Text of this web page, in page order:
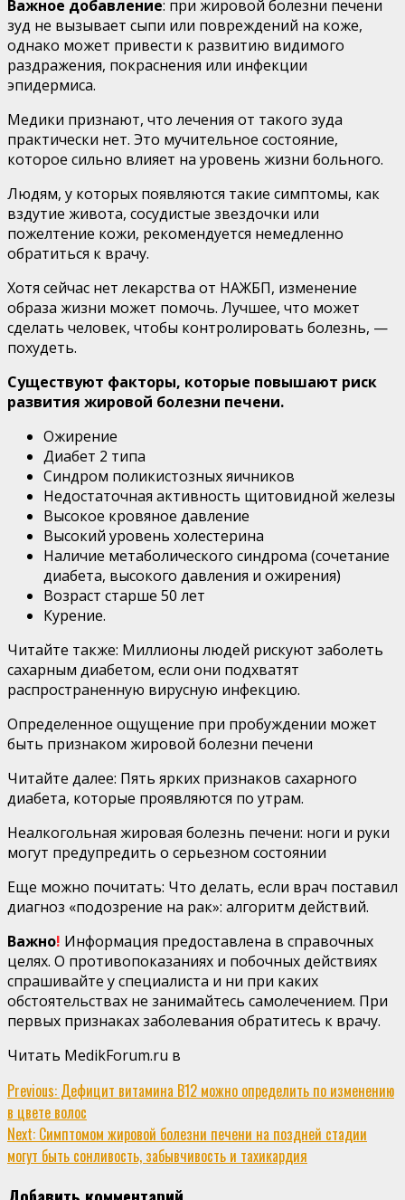
Важное добавление: при жировой болезни печени
зуд не вызывает сыпи или повреждений на коже,
однако может привести к развитию видимого
раздражения, покраснения или инфекции
эпидермиса.
Медики признают, что лечения от такого зуда
практически нет. Это мучительное состояние,
которое сильно влияет на уровень жизни больного.
Людям, у которых появляются такие симптомы, как
вздутие живота, сосудистые звездочки или
пожелтение кожи, рекомендуется немедленно
обратиться к врачу.
Хотя сейчас нет лекарства от НАЖБП, изменение
образа жизни может помочь. Лучшее, что может
сделать человек, чтобы контролировать болезнь, —
похудеть.
Существуют факторы, которые повышают риск
развития жировой болезни печени.
Ожирение
Диабет 2 типа
Синдром поликистозных яичников
Недостаточная активность щитовидной железы
Высокое кровяное давление
Высокий уровень холестерина
Наличие метаболического синдрома (сочетание
диабета, высокого давления и ожирения)
Возраст старше 50 лет
Курение.
Читайте также: Миллионы людей рискуют заболеть
сахарным диабетом, если они подхватят
распространенную вирусную инфекцию.
Определенное ощущение при пробуждении может
быть признаком жировой болезни печени
Читайте далее: Пять ярких признаков сахарного
диабета, которые проявляются по утрам.
Неалкогольная жировая болезнь печени: ноги и руки
могут предупредить о серьезном состоянии
Еще можно почитать: Что делать, если врач поставил
диагноз «подозрение на рак»: алгоритм действий.
Важно! Информация предоставлена в справочных
целях. О противопоказаниях и побочных действиях
спрашивайте у специалиста и ни при каких
обстоятельствах не занимайтесь самолечением. При
первых признаках заболевания обратитесь к врачу.
Читать MedikForum.ru в
Continue
Reading
Previous: Дефицит витамина В12 можно определить по изменению
в цвете волос
Next: Симптомом жировой болезни печени на поздней стадии
могут быть сонливость, забывчивость и тахикардия